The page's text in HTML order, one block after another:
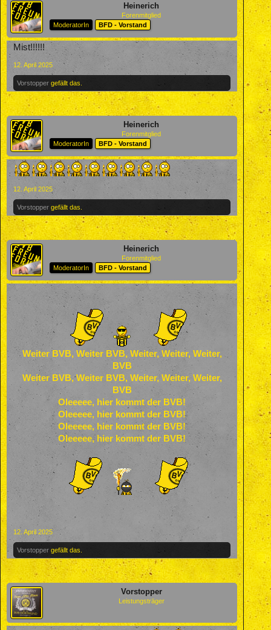
Heinerich
Forenmitglied
ModeratorIn
BFD - Vorstand
Mist!!!!!!
12. April 2025
Vorstopper gefällt das.
Heinerich
Forenmitglied
ModeratorIn
BFD - Vorstand
12. April 2025
Vorstopper gefällt das.
Heinerich
Forenmitglied
ModeratorIn
BFD - Vorstand
Weiter BVB, Weiter BVB, Weiter, Weiter, Weiter,
BVB
Weiter BVB, Weiter BVB, Weiter, Weiter, Weiter,
BVB
Oleeeee, hier kommt der BVB!
Oleeeee, hier kommt der BVB!
Oleeeee, hier kommt der BVB!
Oleeeee, hier kommt der BVB!
12. April 2025
Vorstopper gefällt das.
Vorstopper
Leistungsträger